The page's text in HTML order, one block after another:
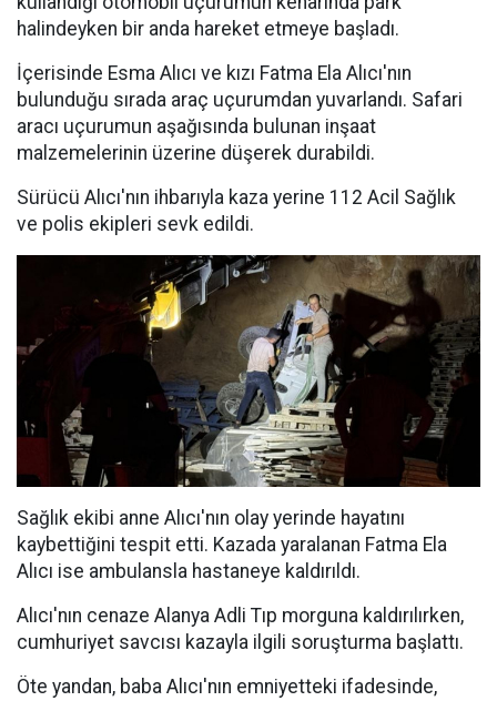
halindeyken bir anda hareket etmeye başladı.
İçerisinde Esma Alıcı ve kızı Fatma Ela Alıcı'nın
bulunduğu sırada araç uçurumdan yuvarlandı. Safari
aracı uçurumun aşağısında bulunan inşaat
malzemelerinin üzerine düşerek durabildi.
Sürücü Alıcı'nın ihbarıyla kaza yerine 112 Acil Sağlık
ve polis ekipleri sevk edildi.
Sağlık ekibi anne Alıcı'nın olay yerinde hayatını
kaybettiğini tespit etti. Kazada yaralanan Fatma Ela
Alıcı ise ambulansla hastaneye kaldırıldı.
Alıcı'nın cenaze Alanya Adli Tıp morguna kaldırılırken,
cumhuriyet savcısı kazayla ilgili soruşturma başlattı.
Öte yandan, baba Alıcı'nın emniyetteki ifadesinde,